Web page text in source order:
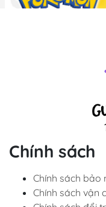
Mô Hình Gundam
Gundam Giá Rẻ
Chính sách
Chính sách bảo
Chính sách vận